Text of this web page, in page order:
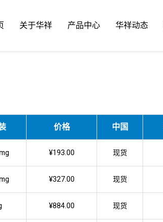
关于华祥 产品中心 华祥动态
价格 中国
¥193.00 现货
¥327.00 现货
¥884.00 现货